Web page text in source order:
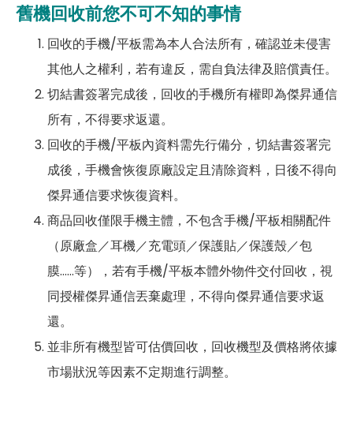
舊機回收前您不可不知的事情
回收的手機/平板需為本人合法所有，確認並未侵害
其他人之權利，若有違反，需自負法律及賠償責任。
切結書簽署完成後，回收的手機所有權即為傑昇通信
所有，不得要求返還。
回收的手機/平板內資料需先行備分，切結書簽署完
成後，手機會恢復原廠設定且清除資料，日後不得向
傑昇通信要求恢復資料。
商品回收僅限手機主體，不包含手機/平板相關配件
（原廠盒／耳機／充電頭／保護貼／保護殼／包
膜……等），若有手機/平板本體外物件交付回收，視
同授權傑昇通信丟棄處理，不得向傑昇通信要求返
還。
並非所有機型皆可估價回收，回收機型及價格將依據
市場狀況等因素不定期進行調整。